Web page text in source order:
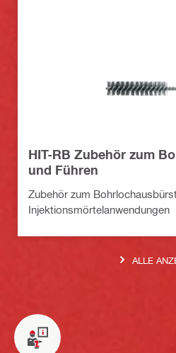
HIT-RB Zubehör zum
und Führen
Zubehör zum
Injektionsmörtelanwendungen
ALLE